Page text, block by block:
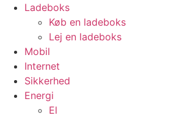
Ladeboks
Køb en ladeboks
Lej en ladeboks
Mobil
Internet
Sikkerhed
Energi
El